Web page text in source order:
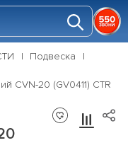
Подвеска
CVN-20 (GV0411) CTR